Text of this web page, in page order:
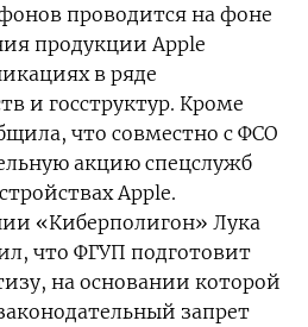
проводится на фоне
продукции Apple
в ряде
и госструктур. Кроме
что совместно с ФСО
акцию спецслужб
Apple.
«Киберполигон» Лука
что ФГУП подготовит
на основании которой
запрет